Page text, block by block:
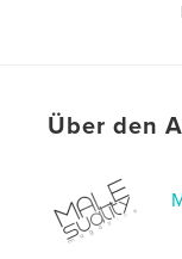
Sprache
full frontal
nudity
Über den